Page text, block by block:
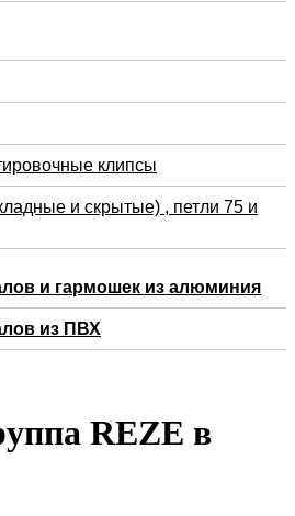
клипсы
и скрытые) , петли 75 и
и гармошек из алюминия
из ПВХ
REZE в